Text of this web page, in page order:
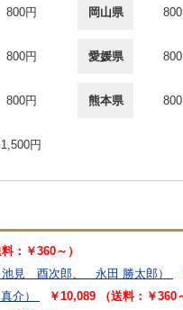
800円 岡山県
800円 愛媛県
800円 熊本県
1,500円
：￥360～）
池見 酉次郎、 永田 勝太郎）
介）
￥10,089 （送料：￥360